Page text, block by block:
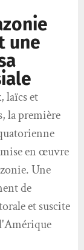
une
laïcs et
la première
en œuvre
Une
de
et suscite